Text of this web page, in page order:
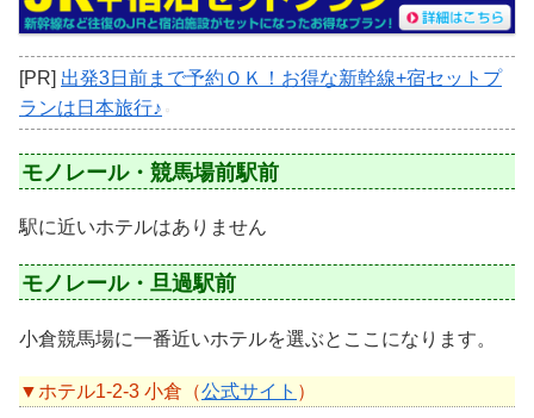
[PR] 出発3日前まで予約ＯＫ！お得な新幹線+宿セットプ
ランは日本旅行♪
モノレール・競馬場前駅前
駅に近いホテルはありません
モノレール・旦過駅前
小倉競馬場に一番近いホテルを選ぶとここになります。
▼ホテル1-2-3 小倉（公式サイト ）